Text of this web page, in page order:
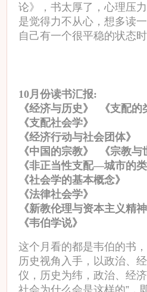
论》，书太厚了，心理压
是觉得力不从心，想多读
自己有一个很平稳的状态
10月份读书汇报:
《经济与历史》 《支配
《支配社会学》
《经济行动与社会
《中国的宗教》 《宗教
《非正当性支配—城市
《社会学的基本概
《法律社会学》
《新教伦理与资本主
《韦伯学说》 顾
这个月看的都是韦伯的书
历史视角入手，以政治、
仪，历史为纬，政治、经
社会为什么会是这样的”，